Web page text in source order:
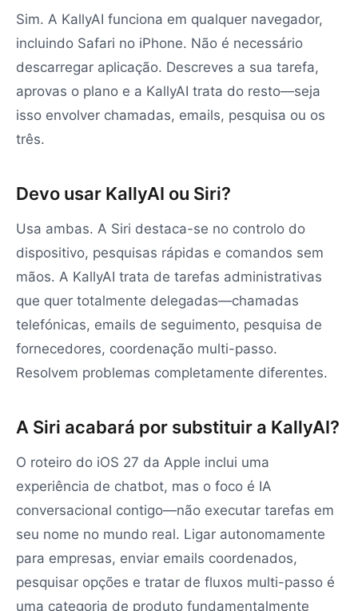
Sim. A KallyAI funciona em qualquer navegador,
incluindo Safari no iPhone. Não é necessário
descarregar aplicação. Descreves a sua tarefa,
aprovas o plano e a KallyAI trata do resto—seja
isso envolver chamadas, emails, pesquisa ou os
três.
Devo usar KallyAI ou Siri?
Usa ambas. A Siri destaca-se no controlo do
dispositivo, pesquisas rápidas e comandos sem
mãos. A KallyAI trata de tarefas administrativas
que quer totalmente delegadas—chamadas
telefónicas, emails de seguimento, pesquisa de
fornecedores, coordenação multi-passo.
Resolvem problemas completamente diferentes.
A Siri acabará por substituir a KallyAI?
O roteiro do iOS 27 da Apple inclui uma
experiência de chatbot, mas o foco é IA
conversacional contigo—não executar tarefas em
seu nome no mundo real. Ligar autonomamente
para empresas, enviar emails coordenados,
pesquisar opções e tratar de fluxos multi-passo é
uma categoria de produto fundamentalmente